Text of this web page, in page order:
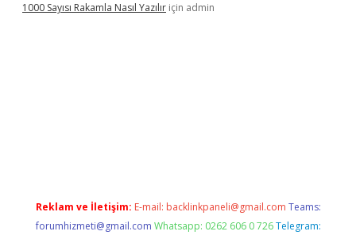
1000 Sayısı Rakamla Nasıl Yazılır için admin
Reklam ve İletişim: E-mail: backlinkpaneli@gmail.com Teams:
forumhizmeti@gmail.com Whatsapp: 0262 606 0 726 Telegram: